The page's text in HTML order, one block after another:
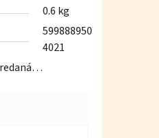
0.6 kg
599888950
4021